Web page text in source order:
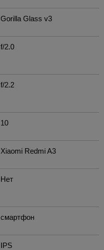
Gorilla Glass v3
f/2.0
f/2.2
10
Xiaomi Redmi A3
Нет
смартфон
IPS